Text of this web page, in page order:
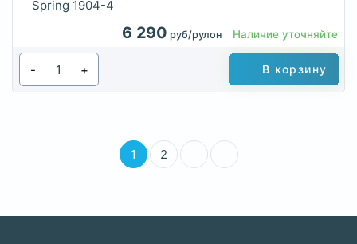
6 290 руб/рулон Наличие уточняйте
- + В корзину
1 2